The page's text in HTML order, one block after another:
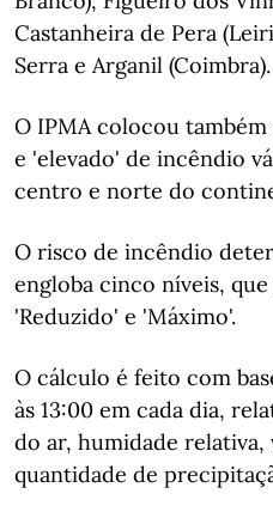
Castanheira de Pera
Serra e Arganil (Coimbra).
O IPMA colocou
e 'elevado' de incêndio
centro e norte do
O risco de incêndio
engloba cinco níveis,
'Reduzido' e 'Máximo'.
O cálculo é feito com
às 13:00 em cada dia,
do ar, humidade
quantidade de